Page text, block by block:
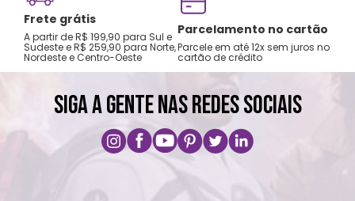
Frete grátis
A partir de R$ 199,90 para Sul e
Sudeste e R$ 259,90 para Norte,
Nordeste e Centro-Oeste
Parcelamento no cartão
Parcele em até 12x sem juros no
cartão de crédito
SIGA A GENTE NAS REDES SOCIAIS